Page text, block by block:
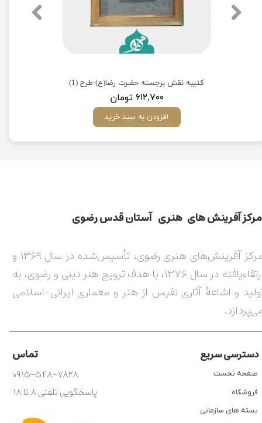
کتیبه نقش برجسته حضرت رضا(ع)-طرح (1)
۶۱۲,۷۰۰ تومان
افزودن به سبد خرید
مركز آفرينش های هنری آستان قدس رضوی​​​​​​​​​​​​​​
مرکز آفرینش‌های هنری رضوی، تأسیس‌شده در سال ۱۳۶۹ و
ارتقاءیافته در سال ۱۳۷۶، با هدف ترویج هنر دینی و رضوی، به
و اشاعۀ آثاری نفیس از هنر و معماری ایرانی-اسلامی
دسترسی سریع تماس
۰۹۱۵-۵۴۸-۷۸۲۸
پاسخگویی تلفنی ۸ تا ۱۸
صفحه نخست
فروشگاه
بسته های سازمانی